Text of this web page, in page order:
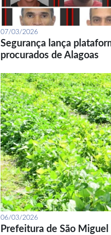
07/03/2026
Segurança lança
procurados de Alagoas
06/03/2026
Prefeitura de São